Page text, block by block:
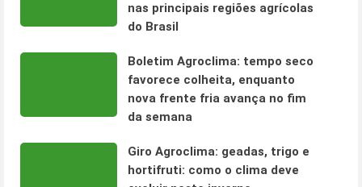
nas principais regiões agrícolas
do Brasil
Boletim Agroclima: tempo seco
favorece colheita, enquanto
nova frente fria avança no fim
da semana
Giro Agroclima: geadas, trigo e
hortifruti: como o clima deve